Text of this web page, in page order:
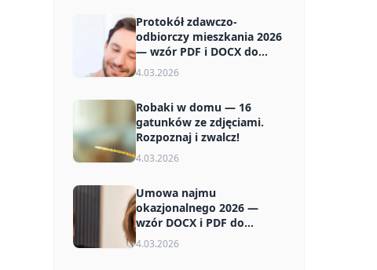
Protokół zdawczo-
odbiorczy mieszkania 2026
— wzór PDF i DOCX do
pobrania
4.03.2026
Robaki w domu — 16
gatunków ze zdjęciami.
Rozpoznaj i zwalcz!
4.03.2026
Umowa najmu
okazjonalnego 2026 —
wzór DOCX i PDF do
pobrania za darmo
4.03.2026